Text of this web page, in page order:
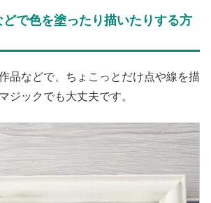
で色を塗ったり描いたりする方
品などで、ちょこっとだけ点や線を描
ジックでも大丈夫です。